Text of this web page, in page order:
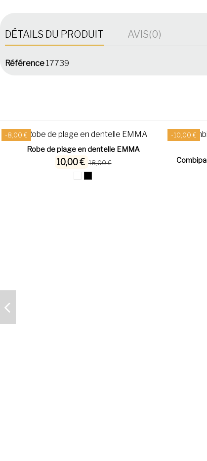
DÉTAILS DU PRODUIT AVIS(0)
Référence17739
-8,00 €
Robe de plage en dentelle EMMA
10,00 € 18,00 €
-10,00 €